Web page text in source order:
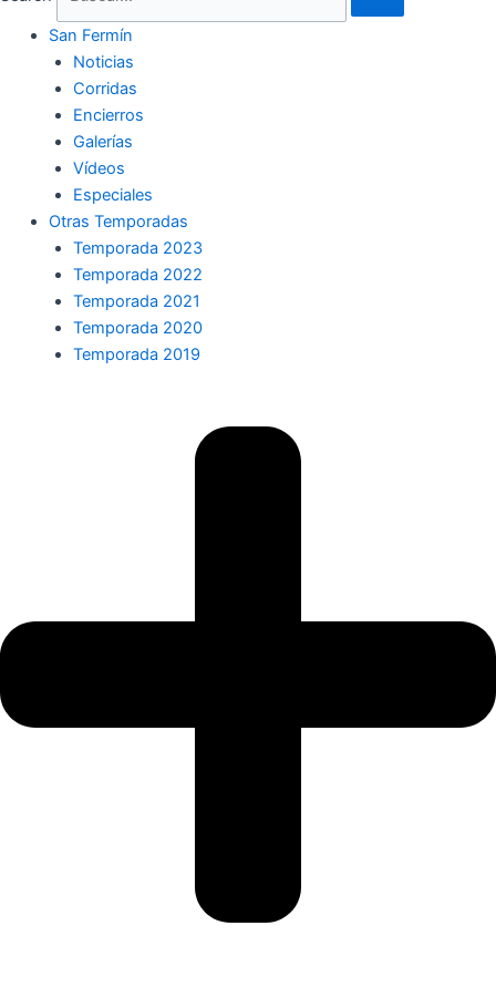
San Fermín
Noticias
Corridas
Encierros
Galerías
Vídeos
Especiales
Otras Temporadas
Temporada 2023
Temporada 2022
Temporada 2021
Temporada 2020
Temporada 2019